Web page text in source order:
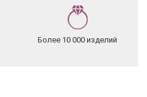
Более 10 000 изделий